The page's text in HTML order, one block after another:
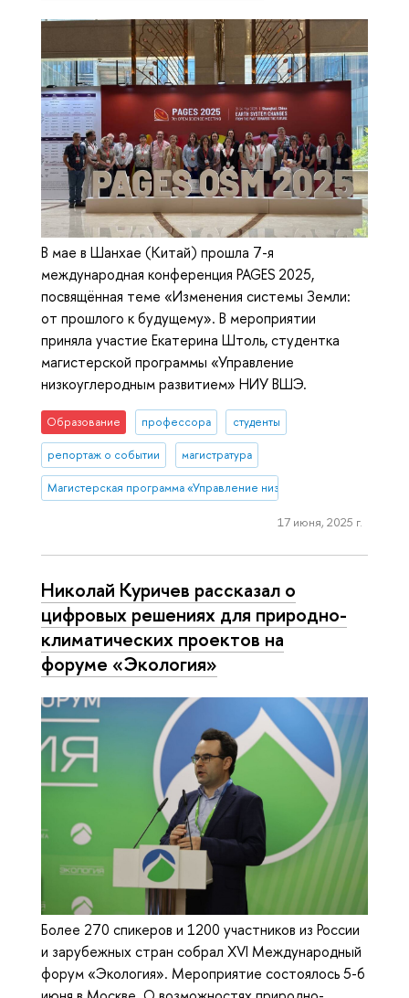
В мае в Шанхае (Китай) прошла 7-я
международная конференция PAGES 2025,
посвящённая теме «Изменения системы Земли:
от прошлого к будущему». В мероприятии
приняла участие Екатерина Штоль, студентка
магистерской программы «Управление
низкоуглеродным развитием» НИУ ВШЭ.
Образование профессора студенты
репортаж о событии магистратура
Магистерская программа «Управление низкоуглеродным
17 июня, 2025 г.
Николай Куричев рассказал о
цифровых решениях для природно-
климатических проектов на
форуме «Экология»
Более 270 спикеров и 1200 участников из России
и зарубежных стран собрал XVI Международный
форум «Экология». Мероприятие состоялось 5-6